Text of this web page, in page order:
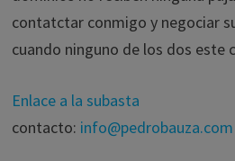
contatctar conmigo y negociar
cuando ninguno de los dos este
Enlace a la subasta
contacto: info@pedrobauza.com